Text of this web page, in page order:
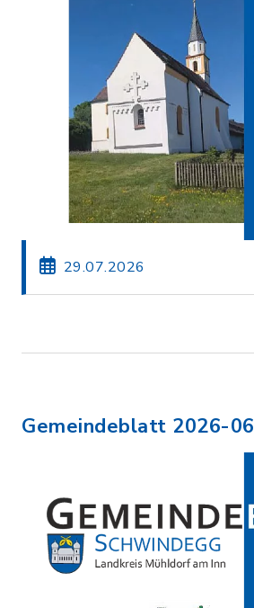
29.07.2026
Gemeindeblatt 2026-06